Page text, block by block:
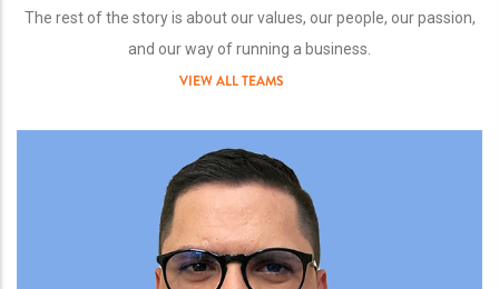
The rest of the story is about our values, our people, our passion,
and our way of running a business.
VIEW ALL TEAMS